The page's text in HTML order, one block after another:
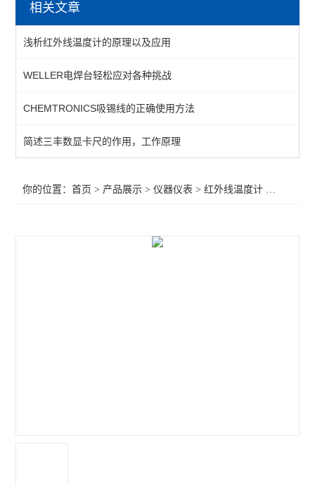
LUXO放大台灯
数显温湿度计
红外线温度计
固伟数字存储示波器
工业万用表
相关文章
浅析红外线温度计的原理以及应用
WELLER电焊台轻松应对各种挑战
CHEMTRONICS吸锡线的正确使用方法
简述三丰数显卡尺的作用，工作原理
你的位置：首页 > 产品展示 >仪器仪表 >红外线温度计